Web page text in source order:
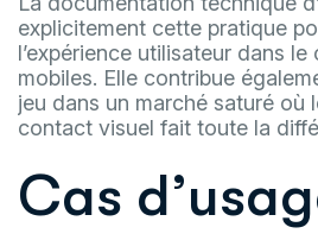
explicitement cette pratique
l’expérience utilisateur dans le
mobiles. Elle contribue
jeu dans un marché saturé où
contact visuel fait toute la
Cas